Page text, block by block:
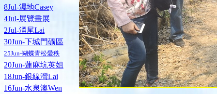
8Jul-濕地Casey
4Jul-展覽畫展
2Jul-涌尾Lai
30Jun-下城門礦區
25Jun-蝴蝶青松愛秩
20Jun-蓮麻坑英姐
18Jun-銀線灣Lai
16Jun-水泉澳Wen